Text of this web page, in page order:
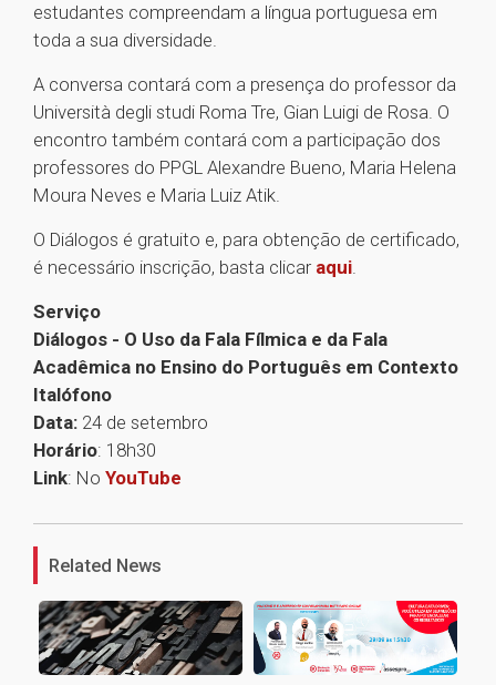
estudantes compreendam a língua portuguesa em
toda a sua diversidade.
A conversa contará com a presença do professor da
Università degli studi Roma Tre, Gian Luigi de Rosa. O
encontro também contará com a participação dos
professores do PPGL Alexandre Bueno, Maria Helena
Moura Neves e Maria Luiz Atik.
O Diálogos é gratuito e, para obtenção de certificado,
é necessário inscrição, basta clicar aqui.
Serviço
Diálogos - O Uso da Fala Fílmica e da Fala
Acadêmica no Ensino do Português em Contexto
Italófono
Data: 24 de setembro
Horário: 18h30
Link: No YouTube
Related News